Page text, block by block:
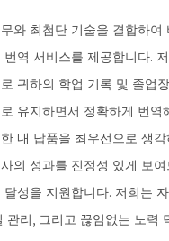
와 최첨단 기술을 결합하여
역 서비스를 제공합니다.
귀하의 학업 기록 및 졸업
유지하면서 정확하게 번역
내 납품을 최우선으로 생각
의 성과를 진정성 있게 보여
성을 지원합니다. 저희는
관리, 그리고 끊임없는 노력